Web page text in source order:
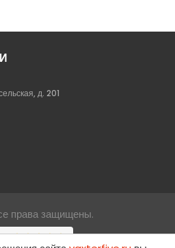
д. 201
права защищены.